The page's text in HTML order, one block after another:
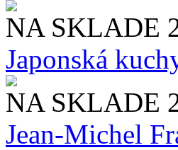
NA SKLADE
Japonská
NA SKLADE
Jean-Michel